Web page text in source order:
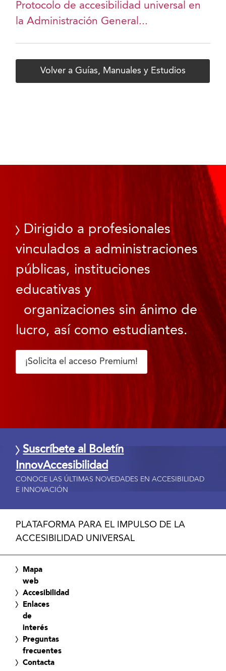
Protocolo de accesibilidad universal en
la Administración General...
Volver a Guías, Manuales y Estudios
Dirigido a profesionales
vinculados a administraciones
públicas, instituciones
educativas y
organizaciones sin ánimo de
lucro, así como estudiantes.
¡Solicita el acceso Premium!
Suscríbete al Boletín
InnovAccesibilidad
CONOCE LAS ÚLTIMAS NOVEDADES EN ACCESIBILIDAD
E INNOVACIÓN
PLATAFORMA PARA EL IMPULSO DE LA
ACCESIBILIDAD UNIVERSAL
Mapa
web
Accesibilidad
Enlaces
de
interés
Preguntas
frecuentes
Contacta